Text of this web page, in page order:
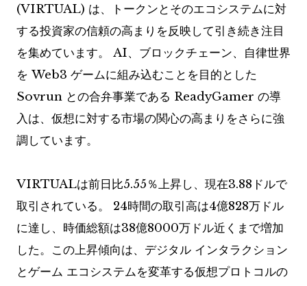
(VIRTUAL) は、トークンとそのエコシステムに対
する投資家の信頼の高まりを反映して引き続き注目
を集めています。 AI、ブロックチェーン、自律世界
を Web3 ゲームに組み込むことを目的とした
Sovrun との合弁事業である ReadyGamer の導
入は、仮想に対する市場の関心の高まりをさらに強
調しています。
VIRTUALは前日比5.55％上昇し、現在3.88ドルで
取引されている。 24時間の取引高は4億828万ドル
に達し、時価総額は38億8000万ドル近くまで増加
した。この上昇傾向は、デジタル インタラクション
とゲーム エコシステムを変革する仮想プロトコルの